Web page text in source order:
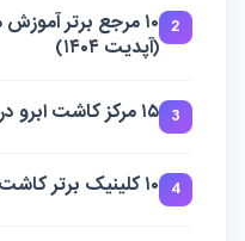
2
۱۰ مرجع برتر
(آپدیت ۱۴۰۴)
3 ۱۵ مرکز کاشت ابرو در اصفهان (آپدیت ۱۴۰۴)
4 ۱۰ کلینیک برتر کاشت ابرو در رشت (آپدیت ۱۴۰۴)